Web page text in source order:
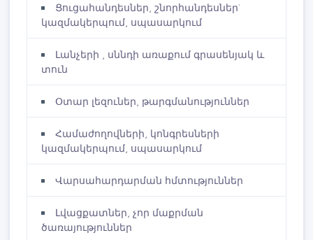
Ցուցահանդեսներ, շնորհանդեսներ`
կազմակերպում, սպասարկում
Լանչերի , սննդի առաքում գրասենյակ և
տուն
Օտար լեզուներ, թարգմանություններ
Համաժողովների, կոնգրեսների
կազմակերպում, սպասարկում
Վարսահարդարման հմտություններ
Լվացքատներ, չոր մաքրման
ծառայություններ